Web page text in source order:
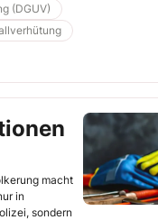
Hamburg.
30/24, Urteil
(DGUV)
macht
in
sondern